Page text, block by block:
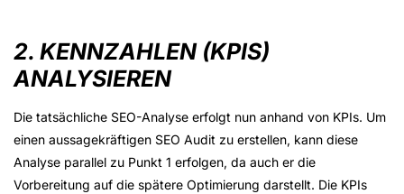
2. KENNZAHLEN (KPIS)
ANALYSIEREN
Die tatsächliche SEO-Analyse erfolgt nun anhand von KPIs. Um
einen aussagekräftigen SEO Audit zu erstellen, kann diese
Analyse parallel zu Punkt 1 erfolgen, da auch er die
Vorbereitung auf die spätere Optimierung darstellt. Die KPIs